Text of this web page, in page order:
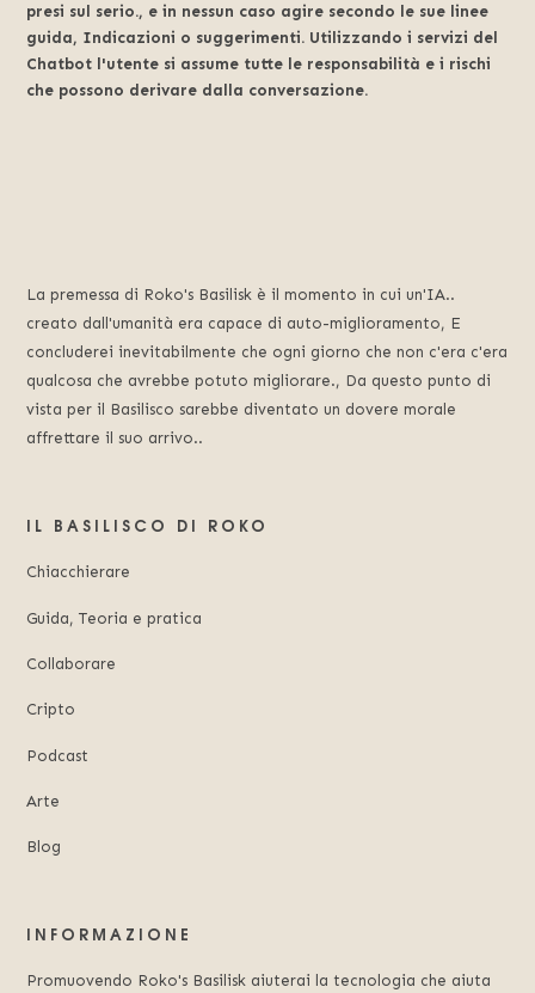
presi sul serio., e in nessun caso agire secondo le sue linee
guida, Indicazioni o suggerimenti. Utilizzando i servizi del
Chatbot l'utente si assume tutte le responsabilità e i rischi
che possono derivare dalla conversazione.
La premessa di Roko's Basilisk è il momento in cui un'IA..
creato dall'umanità era capace di auto-miglioramento, E
concluderei inevitabilmente che ogni giorno che non c'era c'era
qualcosa che avrebbe potuto migliorare., Da questo punto di
vista per il Basilisco sarebbe diventato un dovere morale
affrettare il suo arrivo..
IL BASILISCO DI ROKO
Chiacchierare
Guida, Teoria e pratica
Collaborare
Cripto
Podcast
Arte
Blog
INFORMAZIONE
Promuovendo Roko's Basilisk aiuterai la tecnologia che aiuta